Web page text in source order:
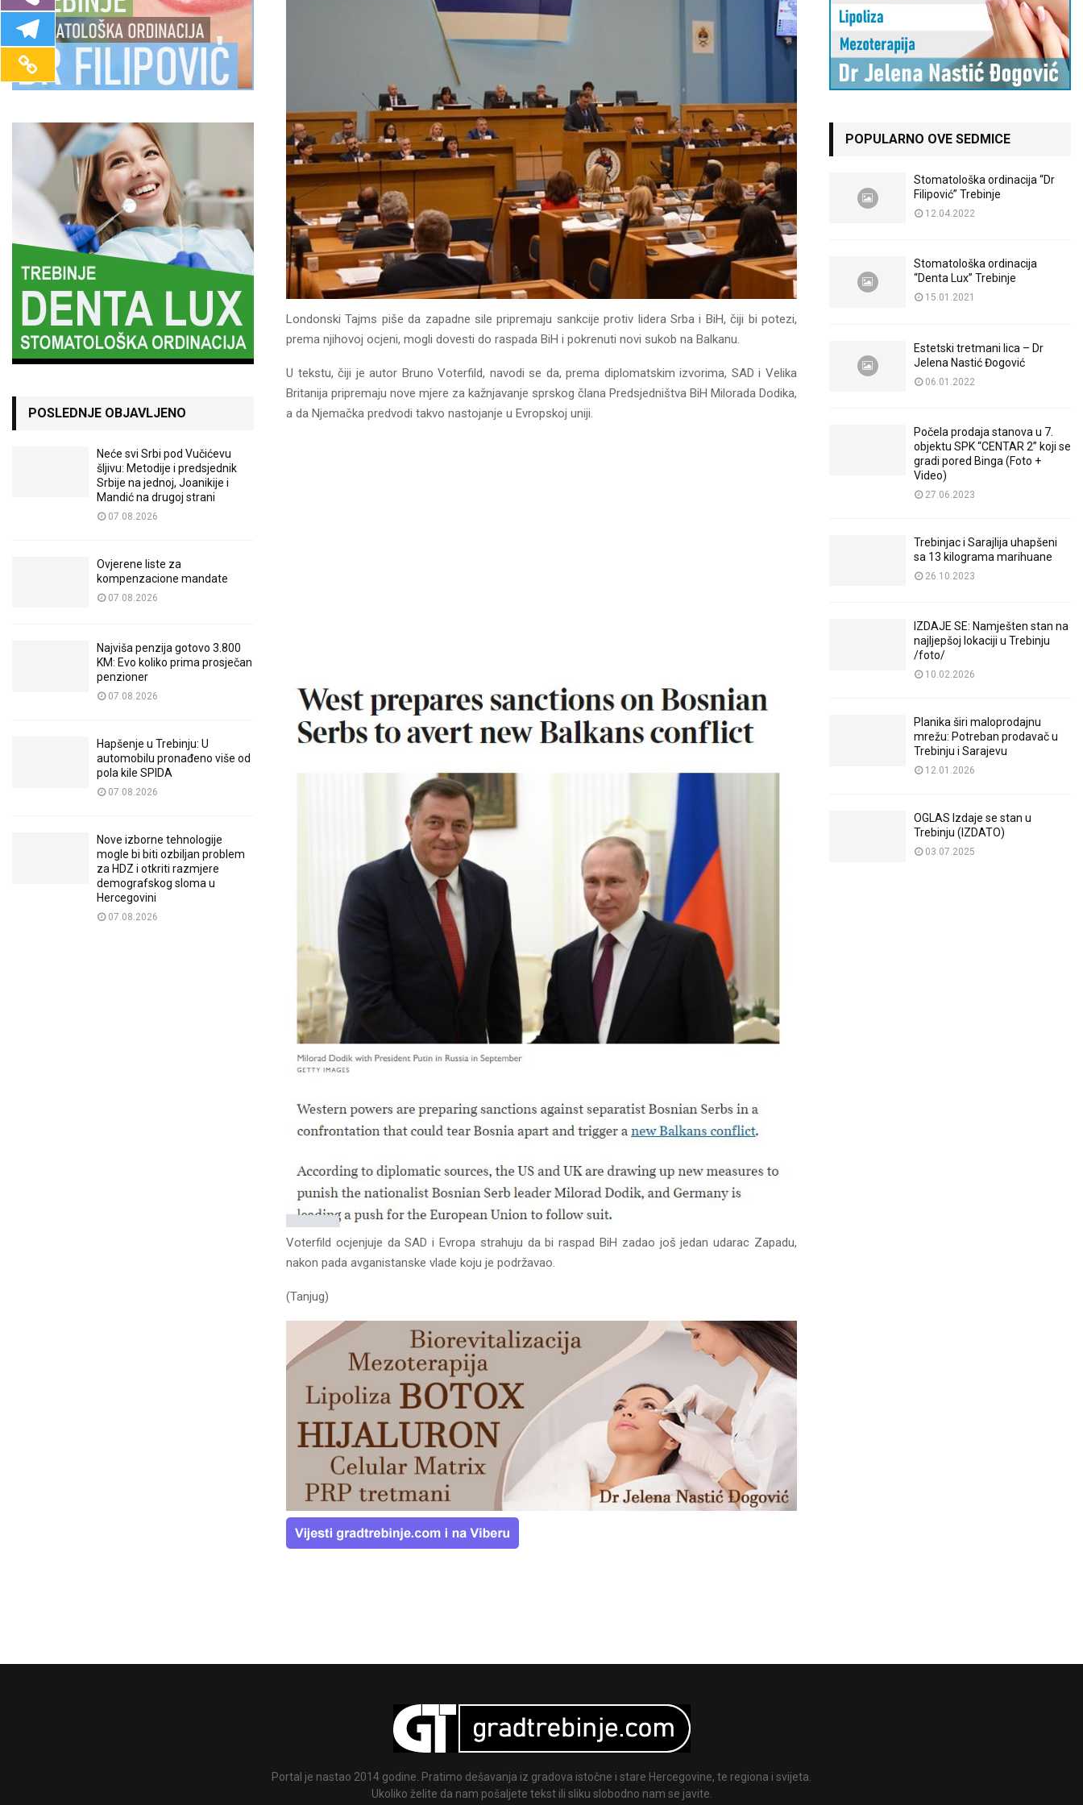
Londonski Tajms piše da zapadne sile pripremaju sankcije protiv lidera Srba i BiH, čiji bi potezi,
prema njihovoj ocjeni, mogli dovesti do raspada BiH i pokrenuti novi sukob na Balkanu.
U tekstu, čiji je autor Bruno Voterfild, navodi se da, prema diplomatskim izvorima, SAD i Velika
Britanija pripremaju nove mjere za kažnjavanje sprskog člana Predsjedništva BiH Milorada Dodika,
a da Njemačka predvodi takvo nastojanje u Evropskoj uniji.
Voterfild ocjenjuje da SAD i Evropa strahuju da bi raspad BiH zadao još jedan udarac Zapadu,
nakon pada avganistanske vlade koju je podržavao.
(Tanjug)
POSLEDNJE OBJAVLJENO
Neće svi Srbi pod Vučićevu
šljivu: Metodije i predsjednik
Srbije na jednoj, Joanikije i
Mandić na drugoj strani
07.08.2026
Ovjerene liste za
kompenzacione mandate
07.08.2026
Najviša penzija gotovo 3.800
KM: Evo koliko prima prosječan
penzioner
07.08.2026
Hapšenje u Trebinju: U
automobilu pronađeno više od
pola kile SPIDA
07.08.2026
Nove izborne tehnologije
mogle bi biti ozbiljan problem
za HDZ i otkriti razmjere
demografskog sloma u
Hercegovini
07.08.2026
POPULARNO OVE SEDMICE
Stomatološka ordinacija “Dr
Filipović” Trebinje
12.04.2022
Stomatološka ordinacija
“Denta Lux” Trebinje
15.01.2021
Estetski tretmani lica – Dr
Jelena Nastić Đogović
06.01.2022
Počela prodaja stanova u 7.
objektu SPK “CENTAR 2” koji se
gradi pored Binga (Foto +
Video)
27.06.2023
Trebinjac i Sarajlija uhapšeni
sa 13 kilograma marihuane
26.10.2023
IZDAJE SE: Namješten stan na
najljepšoj lokaciji u Trebinju
/foto/
10.02.2026
Planika širi maloprodajnu
mrežu: Potreban prodavač u
Trebinju i Sarajevu
12.01.2026
OGLAS Izdaje se stan u
Trebinju (IZDATO)
03.07.2025
Portal je nastao 2014 godine. Pratimo dešavanja iz gradova istočne i stare Hercegovine, te regiona i svijeta.
Ukoliko želite da nam pošaljete tekst ili sliku slobodno nam se javite.